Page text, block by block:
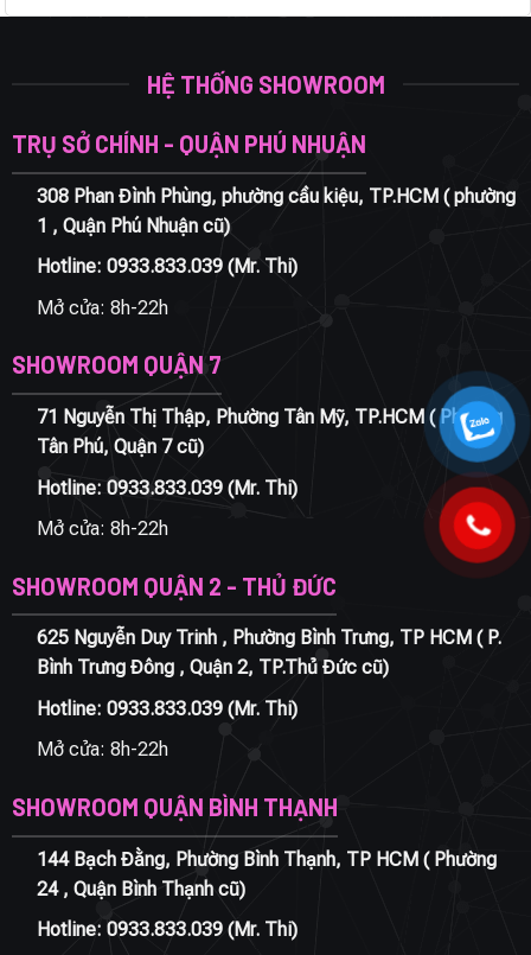
HỆ THỐNG SHOWROOM
TRỤ SỞ CHÍNH - QUẬN PHÚ NHUẬN
308 Phan Đình Phùng, phường cầu kiệu, TP.HCM ( phường
1 , Quận Phú Nhuận cũ)
Hotline: 0933.833.039(Mr. Thi)
Mở cửa: 8h-22h
SHOWROOM QUẬN 7
71 Nguyễn Thị Thập, Phường Tân Mỹ, TP.HCM ( Phường
Tân Phú, Quận 7 cũ)
Hotline: 0933.833.039(Mr. Thi)
Mở cửa: 8h-22h
SHOWROOM QUẬN 2 - THỦ ĐỨC
625 Nguyễn Duy Trinh , Phường Bình Trưng, TP HCM ( P.
Bình Trưng Đông , Quận 2, TP.Thủ Đức cũ)
Hotline: 0933.833.039(Mr. Thi)
Mở cửa: 8h-22h
SHOWROOM QUẬN BÌNH THẠNH
144 Bạch Đằng, Phường Bình Thạnh, TP HCM ( Phường
24 , Quận Bình Thạnh cũ)
Hotline: 0933.833.039(Mr. Thi)